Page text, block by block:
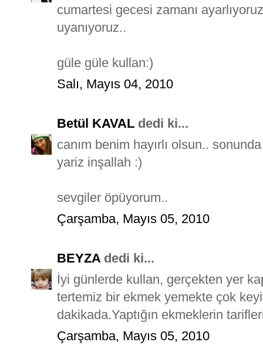
cumartesi gecesi zamanı
uyanıyoruz..
güle güle kullan:)
Salı, Mayıs 04, 2010
Betül KAVAL dedi ki...
canım benim hayırlı olsun..
yariz inşallah :)
sevgiler öpüyorum..
Çarşamba, Mayıs 05, 2010
BEYZA dedi ki...
İyi günlerde kullan, gerçekten yer
tertemiz bir ekmek yemekte çok
dakikada.Yaptığın ekmeklerin
Çarşamba, Mayıs 05, 2010